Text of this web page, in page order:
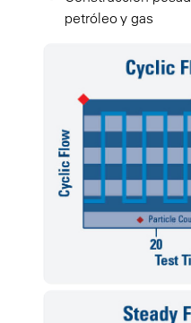
petróleo y gas